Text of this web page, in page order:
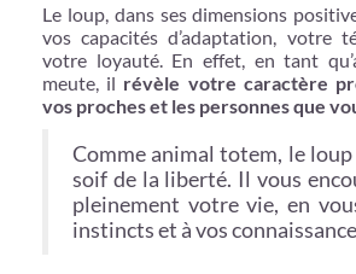
Le loup, dans ses dimensions
vos capacités d’adaptation, votre
votre loyauté. En effet, en tant
meute, il révèle votre caractère
vos proches et les personnes que
Comme animal totem, le
soif de la liberté. Il vous
pleinement votre vie, en
instincts et à vos